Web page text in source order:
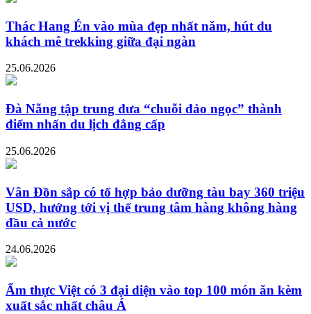
Thác Hang Én vào mùa đẹp nhất năm, hút du
khách mê trekking giữa đại ngàn
25.06.2026
Đà Nẵng tập trung đưa “chuỗi đảo ngọc” thành
điểm nhấn du lịch đẳng cấp
25.06.2026
Vân Đồn sắp có tổ hợp bảo dưỡng tàu bay 360 triệu
USD, hướng tới vị thế trung tâm hàng không hàng
đầu cả nước
24.06.2026
Ẩm thực Việt có 3 đại diện vào top 100 món ăn kèm
xuất sắc nhất châu Á